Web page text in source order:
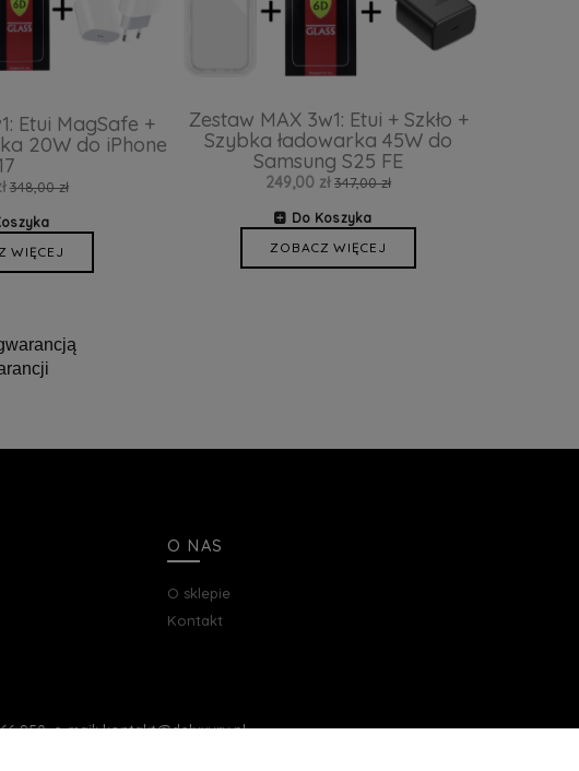
Etui MagSafe +
20W do iPhone
348,00 zł
WIĘCEJ
Zestaw MAX 3w1: Etui + Szkło +
Szybka ładowarka 45W do
Samsung S25 FE
249,00 zł 347,00 zł
Do Koszyka
ZOBACZ WIĘCEJ
O NAS
O sklepie
Kontakt
950, e-mail: kontakt@deluxury.pl